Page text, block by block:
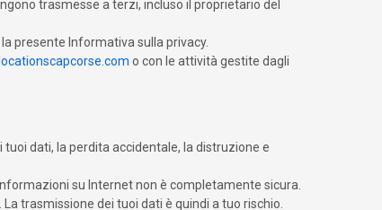
trasmesse a terzi, incluso il proprietario del
presente Informativa sulla privacy.
o con le attività gestite dagli
dati, la perdita accidentale, la distruzione e
su Internet non è completamente sicura.
trasmissione dei tuoi dati è quindi a tuo rischio.